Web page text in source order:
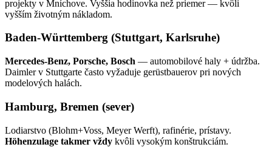
projekty v Mníchove. Vyššia hodinovka než priemer — kvôli
vyšším životným nákladom.
Baden-Württemberg (Stuttgart, Karlsruhe)
Mercedes-Benz, Porsche, Bosch — automobilové haly + údržba.
Daimler v Stuttgarte často vyžaduje gerüstbauerov pri nových
modelových halách.
Hamburg, Bremen (sever)
Lodiarstvo (Blohm+Voss, Meyer Werft), rafinérie, prístavy.
Höhenzulage takmer vždy kvôli vysokým konštrukciám.